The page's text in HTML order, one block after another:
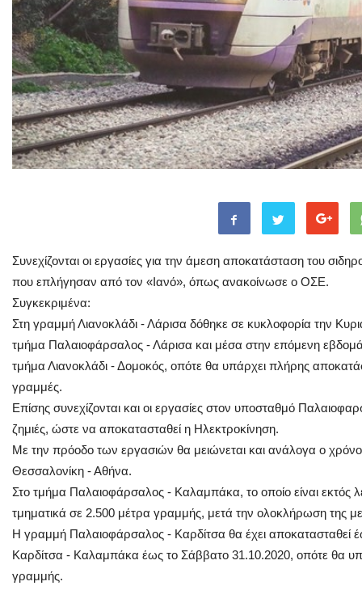
Συνεχίζονται οι εργασίες για την άμεση αποκατάσταση του
που επλήγησαν από τον «Ιανό», όπως ανακοίνωσε ο ΟΣΕ.
Συγκεκριμένα:
Στη γραμμή Λιανοκλάδι - Λάρισα δόθηκε σε κυκλοφορία την
τμήμα Παλαιοφάρσαλος - Λάρισα και μέσα στην επόμενη
τμήμα Λιανοκλάδι - Δομοκός, οπότε θα υπάρχει πλήρης
γραμμές.
Επίσης συνεχίζονται και οι εργασίες στον υποσταθμό
ζημιές, ώστε να αποκατασταθεί η Ηλεκτροκίνηση.
Με την πρόοδο των εργασιών θα μειώνεται και ανάλογα ο
Θεσσαλονίκη - Αθήνα.
Στο τμήμα Παλαιοφάρσαλος - Καλαμπάκα, το οποίο είναι εκτός
τμηματικά σε 2.500 μέτρα γραμμής, μετά την ολοκλήρωση της
Η γραμμή Παλαιοφάρσαλος - Καρδίτσα θα έχει αποκατασταθεί
Καρδίτσα - Καλαμπάκα έως το Σάββατο 31.10.2020, οπότε θα
γραμμής.